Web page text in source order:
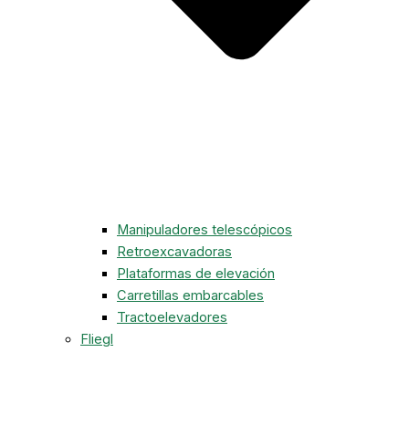
Manipuladores telescópicos
Retroexcavadoras
Plataformas de elevación
Carretillas embarcables
Tractoelevadores
Fliegl